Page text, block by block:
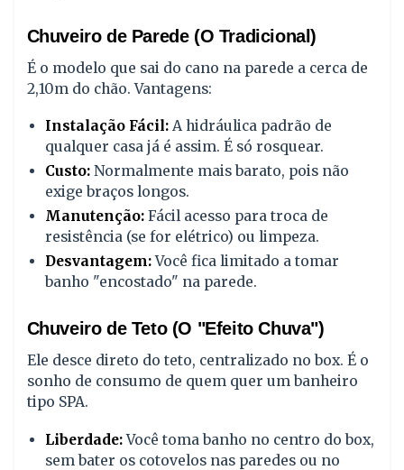
Chuveiro de Parede (O Tradicional)
É o modelo que sai do cano na parede a cerca de
2,10m do chão. Vantagens:
Instalação Fácil:A hidráulica padrão de
qualquer casa já é assim. É só rosquear.
Custo:Normalmente mais barato, pois não
exige braços longos.
Manutenção:Fácil acesso para troca de
resistência (se for elétrico) ou limpeza.
Desvantagem:Você fica limitado a tomar
banho "encostado" na parede.
Chuveiro de Teto (O "Efeito Chuva")
Ele desce direto do teto, centralizado no box. É o
sonho de consumo de quem quer um banheiro
tipo SPA.
Liberdade:Você toma banho no centro do box,
sem bater os cotovelos nas paredes ou no